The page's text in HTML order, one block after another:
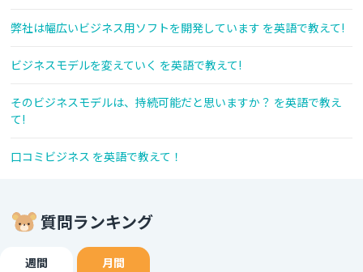
弊社は幅広いビジネス用ソフトを開発しています を英語で教えて!
ビジネスモデルを変えていく を英語で教えて!
そのビジネスモデルは、持続可能だと思いますか？ を英語で教え
て!
口コミビジネス を英語で教えて！
質問ランキング
週間 月間